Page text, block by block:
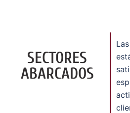
SECTORES
ABARCADOS